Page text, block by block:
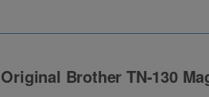
Original Brother TN-130
Zur Artikelbewertung